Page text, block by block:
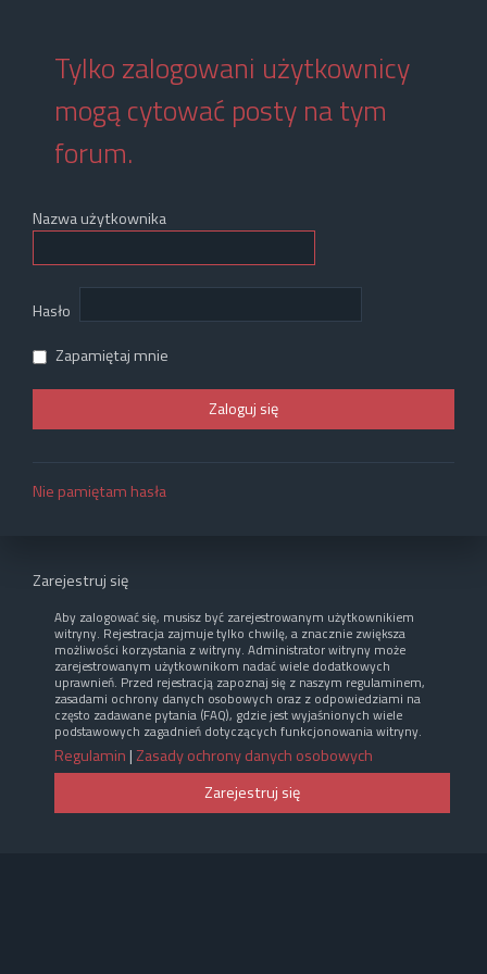
Tylko zalogowani użytkownicy
mogą cytować posty na tym
forum.
Nazwa użytkownika
Hasło
Zapamiętaj mnie
Nie pamiętam hasła
Zarejestruj się
Aby zalogować się, musisz być zarejestrowanym użytkownikiem
witryny. Rejestracja zajmuje tylko chwilę, a znacznie zwiększa
możliwości korzystania z witryny. Administrator witryny może
zarejestrowanym użytkownikom nadać wiele dodatkowych
uprawnień. Przed rejestracją zapoznaj się z naszym regulaminem,
zasadami ochrony danych osobowych oraz z odpowiedziami na
często zadawane pytania (FAQ), gdzie jest wyjaśnionych wiele
podstawowych zagadnień dotyczących funkcjonowania witryny.
Regulamin | Zasady ochrony danych osobowych
Zarejestruj się